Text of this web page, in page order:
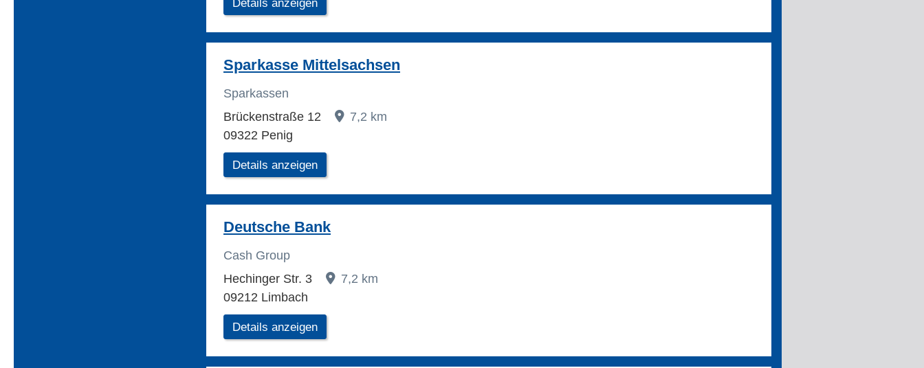
Details anzeigen
Sparkasse Mittelsachsen
Sparkassen
Brückenstraße 12
7,2 km
09322 Penig
Details anzeigen
Deutsche Bank
Cash Group
Hechinger Str. 3
7,2 km
09212 Limbach
Details anzeigen